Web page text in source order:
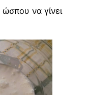
ώσπου να γίνει